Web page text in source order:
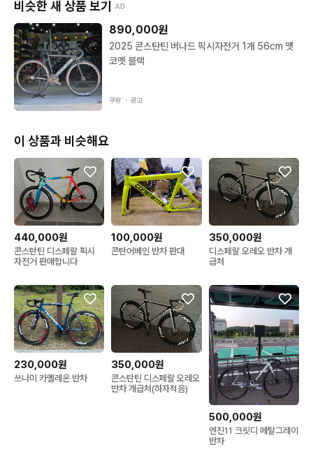
비슷한 새 상품 보기 AD
890,000원
2025 콘스탄틴 버나드 픽시자전거 1개 56cm 맷
코멧 블랙
쿠팡 ・ 광고
이 상품과 비슷해요
440,000원
콘스탄틴 디스페랄 픽시
자전거 판매합니다
100,000원
콘탄어베인 반차 판대
350,000원
디스페랄 오레오 반차 개
급처
230,000원
쓰나미 카멜레온 반차
350,000원
콘스탄틴 디스페랄 오레오
반차 개급처(하자적음)
500,000원
엔진11 크릿디 메탈그레이
반차